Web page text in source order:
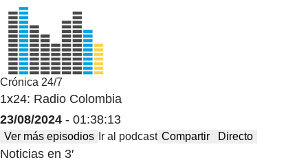
Crónica 24/7
1x24: Radio Colombia
23/08/2024 - 01:38:13
Ver más episodios Ir al podcast Compartir Directo
Noticias en 3′